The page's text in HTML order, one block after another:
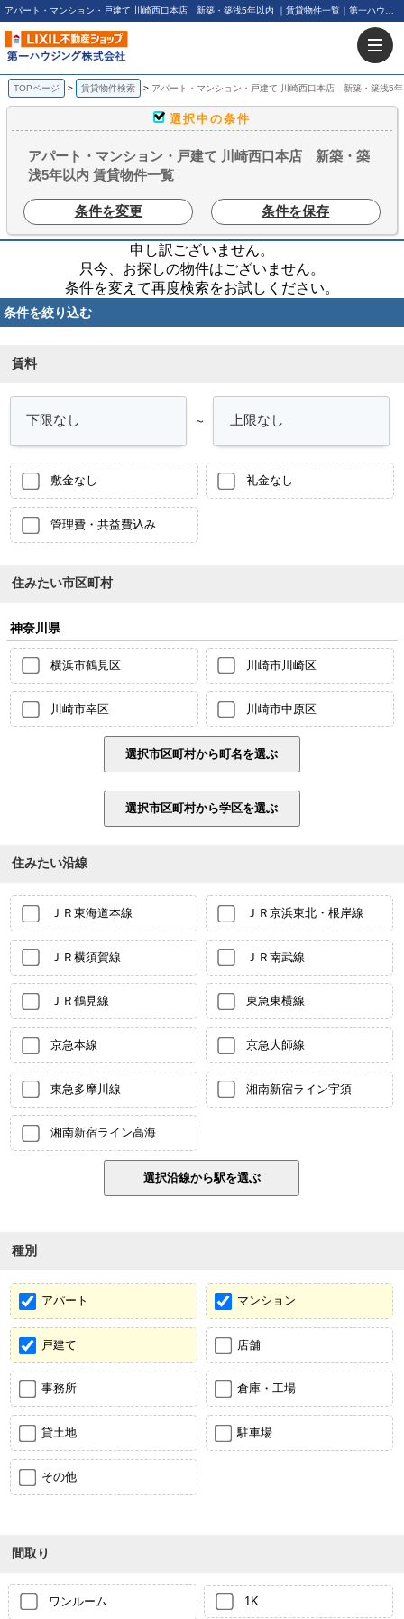
TOPページ 賃貸物件検索 アパート・マンション・戸建て 川崎西口本店 新築・築浅5
選択中の条件
アパート・マンション・戸建て 川崎西口本店 新築・築
浅5年以内 賃貸物件一覧
条件を変更 条件を保存
申し訳ございません。
只今、お探しの物件はございません。
条件を変えて再度検索をお試しください。
条件を絞り込む
賃料
～
敷金なし 礼金なし
管理費・共益費込み
住みたい市区町村
神奈川県
横浜市鶴見区 川崎市川崎区
川崎市幸区 川崎市中原区
住みたい沿線
ＪＲ東海道本線 ＪＲ京浜東北・根岸線
ＪＲ横須賀線 ＪＲ南武線
ＪＲ鶴見線 東急東横線
京急本線 京急大師線
東急多摩川線 湘南新宿ライン宇須
湘南新宿ライン高海
種別
アパート マンション
戸建て 店舗
事務所 倉庫・工場
貸土地 駐車場
その他
間取り
ワンルーム 1K